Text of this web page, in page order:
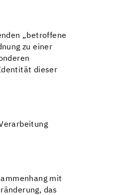
„betroffene
zu einer
dieser
mit
das